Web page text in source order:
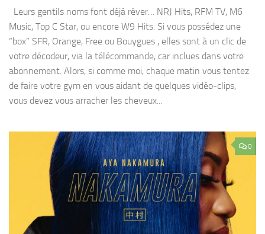
Leurs gentils noms font déjà rêver… NRJ Hits, RFM TV, M6
Music, Top C Star, ou encore W9 Hits. Si vous possédez une
“box” SFR, Orange, Free ou Bouygues , elles sont à un clic de
votre décodeur, via la télécommande, car inclues dans votre
abonnement. Alors, si comme moi, chaque matin vous tentez
de faire votre gym en vous aidant de quelques vidéo-clips,
vous devez vous arracher les cheveux...
0